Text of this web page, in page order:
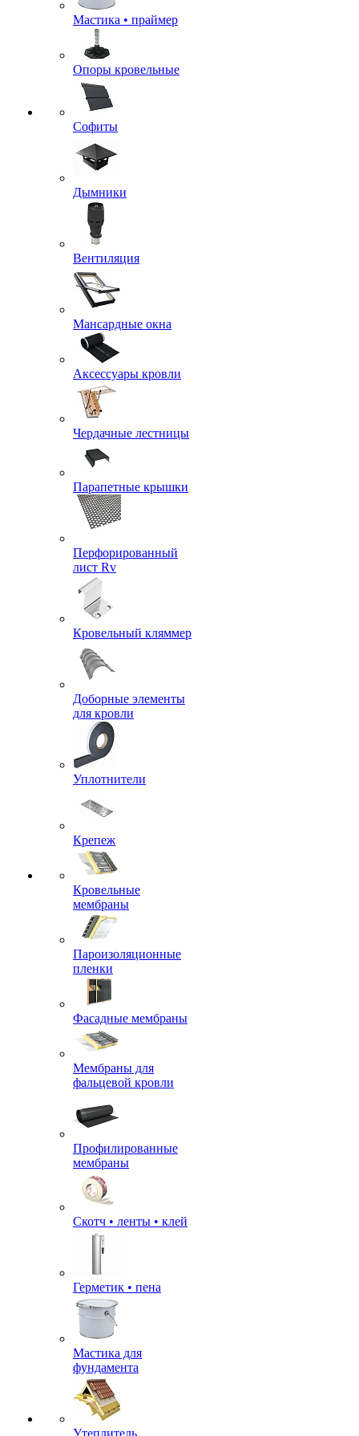
Мастика • праймер
Опоры кровельные
Софиты
Дымники
Вентиляция
Мансардные окна
Аксессуары кровли
Чердачные лестницы
Парапетные крышки
Перфорированный
лист Rv
Кровельный кляммер
Доборные элементы
для кровли
Уплотнители
Крепеж
Кровельные
мембраны
Пароизоляционные
пленки
Фасадные мембраны
Мембраны для
фальцевой кровли
Профилированные
мембраны
Скотч • ленты • клей
Герметик • пена
Мастика для
фундамента
Утеплитель